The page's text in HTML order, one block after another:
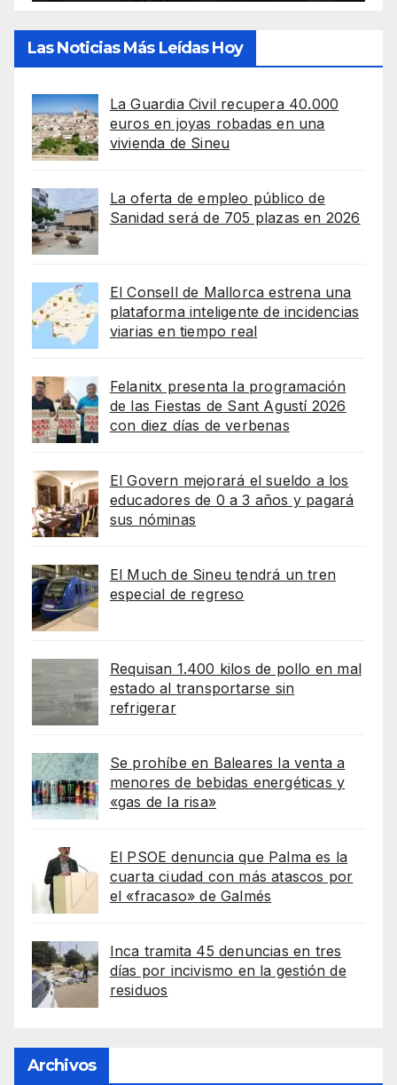
Las Noticias Más Leídas Hoy
La Guardia Civil recupera 40.000
euros en joyas robadas en una
vivienda de Sineu
La oferta de empleo público de
Sanidad será de 705 plazas en 2026
El Consell de Mallorca estrena una
plataforma inteligente de incidencias
viarias en tiempo real
Felanitx presenta la programación
de las Fiestas de Sant Agustí 2026
con diez días de verbenas
El Govern mejorará el sueldo a los
educadores de 0 a 3 años y pagará
sus nóminas
El Much de Sineu tendrá un tren
especial de regreso
Requisan 1.400 kilos de pollo en mal
estado al transportarse sin
refrigerar
Se prohíbe en Baleares la venta a
menores de bebidas energéticas y
«gas de la risa»
El PSOE denuncia que Palma es la
cuarta ciudad con más atascos por
el «fracaso» de Galmés
Inca tramita 45 denuncias en tres
días por incivismo en la gestión de
residuos
Archivos